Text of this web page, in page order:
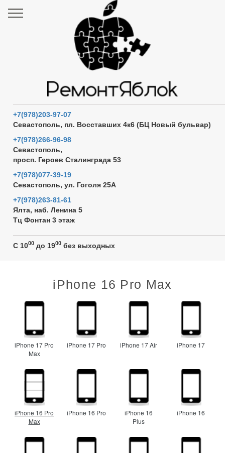
+7(978)203-97-07
Севастополь, пл. Восставших 4к6 (БЦ Новый бульвар)
+7(978)266-96-98
Севастополь,
просп. Героев Сталинграда 53
+7(978)077-39-19
Севастополь, ул. Гоголя 25А
+7(978)263-81-61
Ялта, наб. Ленина 5
Тц Фонтан 3 этаж
C 1000 до 1900 без выходных
iPhone 16 Pro Max
iPhone 17 Pro
Max
iPhone 17 Pro iPhone 17 Air iPhone 17
iPhone 16 Pro
Max
iPhone 16 Pro
iPhone 16
Plus
iPhone 16